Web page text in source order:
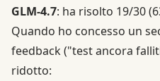
GLM-4.7: ha risolto 19/30
Quando ho concesso un
feedback ("test ancora
ridotto: